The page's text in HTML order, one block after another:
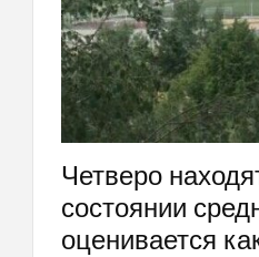
Четверо
состоянии
оценивается